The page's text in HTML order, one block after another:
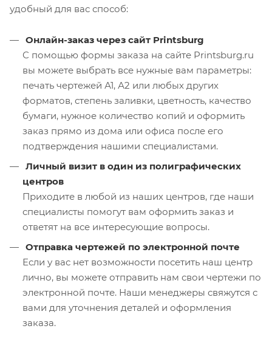
удобный для вас способ:
Онлайн-заказ через сайт Printsburg
С помощью формы заказа на сайте Printsburg.ru
вы можете выбрать все нужные вам параметры:
печать чертежей А1, А2 или любых других
форматов, степень заливки, цветность, качество
бумаги, нужное количество копий и оформить
заказ прямо из дома или офиса после его
подтверждения нашими специалистами.
Личный визит в один из полиграфических
центров
Приходите в любой из наших центров, где наши
специалисты помогут вам оформить заказ и
ответят на все интересующие вопросы.
Отправка чертежей по электронной почте
Если у вас нет возможности посетить наш центр
лично, вы можете отправить нам свои чертежи по
электронной почте. Наши менеджеры свяжутся с
вами для уточнения деталей и оформления
заказа.